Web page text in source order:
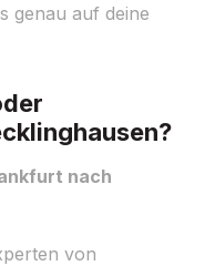
genau auf deine
nach
von